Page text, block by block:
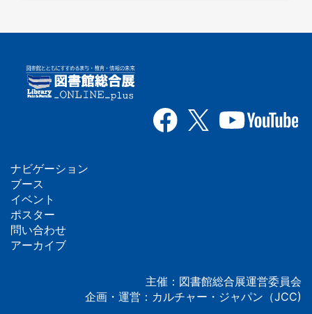
フ
ッ
タ
ナビゲーション
ブース
イベント
ポスター
問い合わせ
アーカイブ
主催：図書館総合展運営委員会
企画・運営：カルチャー・ジャパン（JCC)